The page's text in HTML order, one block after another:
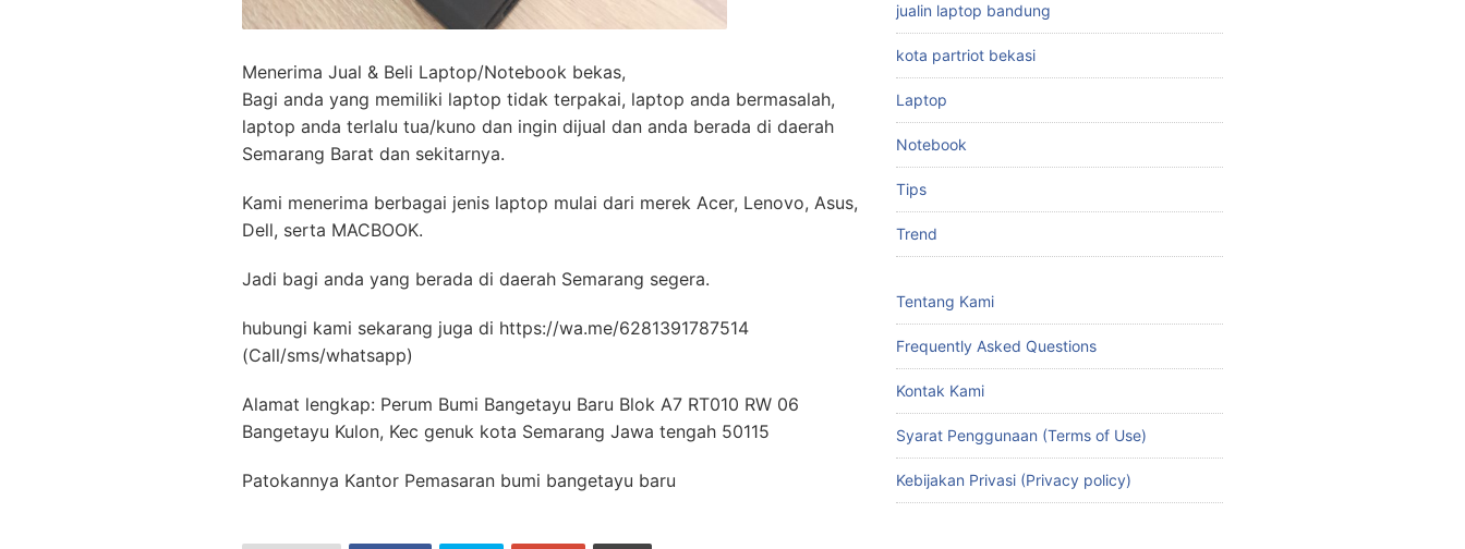
Menerima Jual & Beli Laptop/Notebook bekas,
Bagi anda yang memiliki laptop tidak terpakai, laptop anda bermasalah,
laptop anda terlalu tua/kuno dan ingin dijual dan anda berada di daerah
Semarang Barat dan sekitarnya.
Kami menerima berbagai jenis laptop mulai dari merek Acer, Lenovo, Asus,
Dell, serta MACBOOK.
Jadi bagi anda yang berada di daerah Semarang segera.
hubungi kami sekarang juga di https://wa.me/6281391787514
(Call/sms/whatsapp)
Alamat lengkap: Perum Bumi Bangetayu Baru Blok A7 RT010 RW 06
Bangetayu Kulon, Kec genuk kota Semarang Jawa tengah 50115
Patokannya Kantor Pemasaran bumi bangetayu baru
jualin laptop bandung
kota partriot bekasi
Laptop
Notebook
Tips
Trend
Tentang Kami
Frequently Asked Questions
Kontak Kami
Syarat Penggunaan (Terms of Use)
Kebijakan Privasi (Privacy policy)